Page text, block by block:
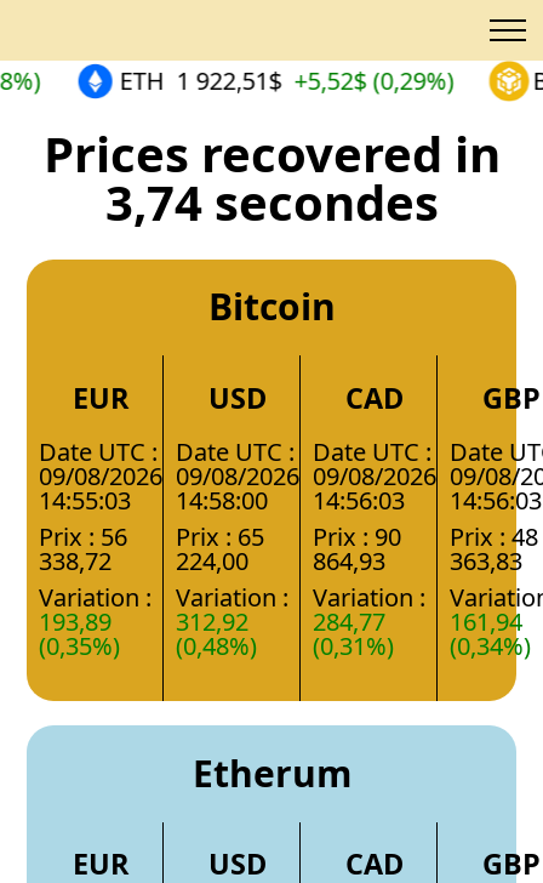
ETH 1 922,51$ +5,52$ (0,29%)
Prices recovered in
3,74 secondes
Bitcoin
EUR
Date UTC :
09/08/2026
14:55:03
Prix : 56
338,72
Variation :
193,89
(0,35%)
USD
Date UTC :
09/08/2026
14:58:00
Prix : 65
224,00
Variation :
312,92
(0,48%)
CAD
Date UTC :
09/08/2026
14:56:03
Prix : 90
864,93
Variation :
284,77
(0,31%)
GBP
Date
09/08/
14:56:03
Prix : 48
363,83
161,94
(0,34%)
Etherum
EUR USD CAD GBP